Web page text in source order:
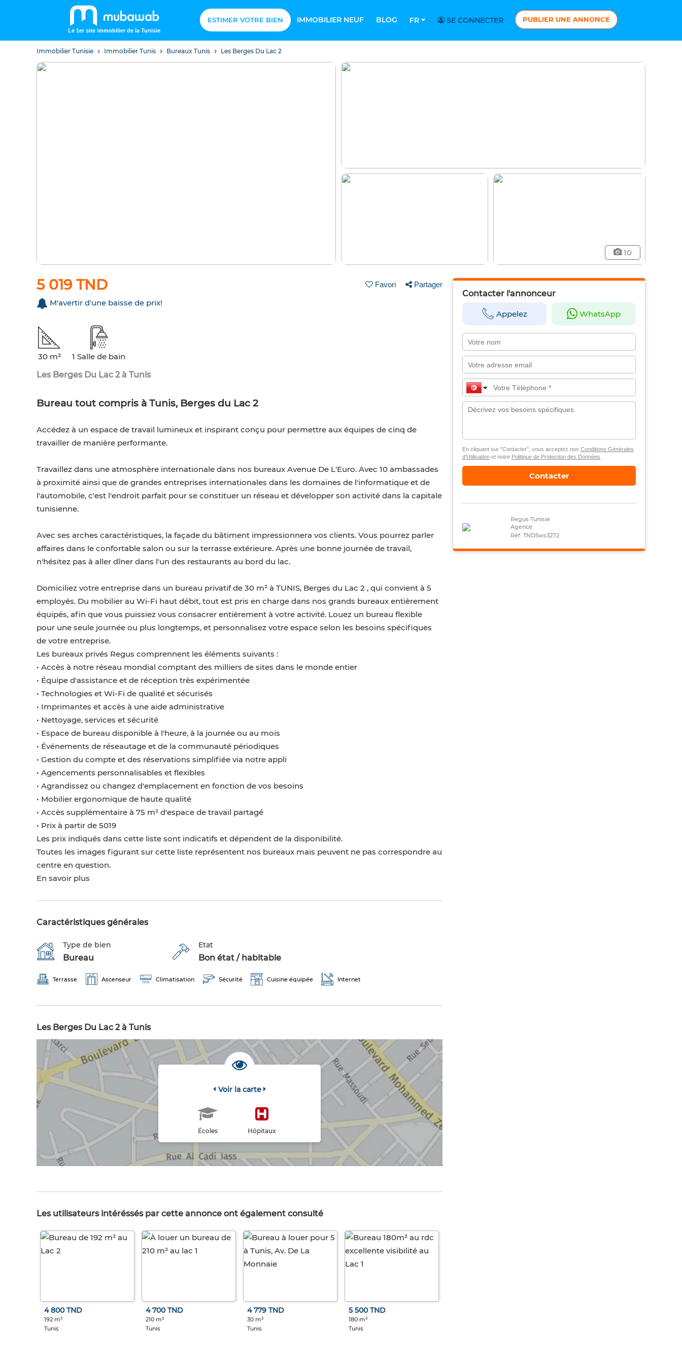
Le 1er site immobilier de la Tunisie
ESTIMER VOTRE BIEN IMMOBILIER NEUF BLOG FR SE CONNECTER PUBLIER UNE ANNONCE
Immobilier Tunisie Immobilier Tunis Bureaux Tunis Les Berges Du Lac 2
10
5 019 TND Favori Partager
M'avertir d'une baisse de prix!
30 m²
1 Salle de bain
Les Berges Du Lac 2 à Tunis
Bureau tout compris à Tunis, Berges du Lac 2
Accédez à un espace de travail lumineux et inspirant conçu pour permettre aux équipes de cinq de
travailler de manière performante.
Travaillez dans une atmosphère internationale dans nos bureaux Avenue De L'Euro. Avec 10 ambassades
à proximité ainsi que de grandes entreprises internationales dans les domaines de l'informatique et de
l'automobile, c'est l'endroit parfait pour se constituer un réseau et développer son activité dans la capitale
tunisienne.
Avec ses arches caractéristiques, la façade du bâtiment impressionnera vos clients. Vous pourrez parler
affaires dans le confortable salon ou sur la terrasse extérieure. Après une bonne journée de travail,
n'hésitez pas à aller dîner dans l'un des restaurants au bord du lac.
Domiciliez votre entreprise dans un bureau privatif de 30 m² à TUNIS, Berges du Lac 2 , qui convient à 5
employés. Du mobilier au Wi-Fi haut débit, tout est pris en charge dans nos grands bureaux entièrement
équipés, afin que vous puissiez vous consacrer entièrement à votre activité. Louez un bureau flexible
pour une seule journée ou plus longtemps, et personnalisez votre espace selon les besoins spécifiques
de votre entreprise.
Les bureaux privés Regus comprennent les éléments suivants :
• Accès à notre réseau mondial comptant des milliers de sites dans le monde entier
• Équipe d'assistance et de réception très expérimentée
• Technologies et Wi-Fi de qualité et sécurisés
• Imprimantes et accès à une aide administrative
• Nettoyage, services et sécurité
• Espace de bureau disponible à l'heure, à la journée ou au mois
• Événements de réseautage et de la communauté périodiques
• Gestion du compte et des réservations simplifiée via notre appli
• Agencements personnalisables et flexibles
• Agrandissez ou changez d'emplacement en fonction de vos besoins
• Mobilier ergonomique de haute qualité
• Accès supplémentaire à 75 m² d'espace de travail partagé
• Prix à partir de 5019
Les prix indiqués dans cette liste sont indicatifs et dépendent de la disponibilité.
Toutes les images figurant sur cette liste représentent nos bureaux mais peuvent ne pas correspondre au
centre en question.
En savoir plus
Caractéristiques générales
Type de bien
Bureau
Etat
Bon état / habitable
Terrasse Ascenseur Climatisation Sécurité Cuisine équipée Internet
Les Berges Du Lac 2 à Tunis
Voir la carte
Écoles Hôpitaux
Les utilisateurs intéréssés par cette annonce ont également consulté
4 800 TND
192 m²
Tunis
4 700 TND
210 m²
Tunis
4 779 TND
30 m²
Tunis
5 500 TND
180 m²
Tunis
Contacter l'annonceur
Appelez WhatsApp
En cliquant sur "Contacter", vous acceptez nos Conditions Générales
d’Utilisationet notre Politique de Protection des Données
Contacter
Regus Tunisie
Agence
Réf: TND5ws3272